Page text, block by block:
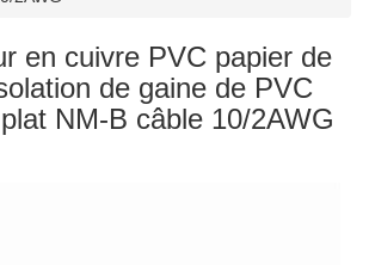
o
en cuivre PVC papier de
de gaine de PVC
NM-B câble 10/2AWG